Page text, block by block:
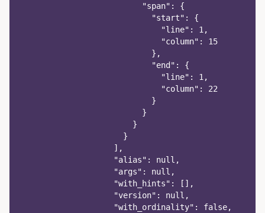
                          "span": {
                            "start": {
                              "line": 1,
                              "column": 15
                            },
                            "end": {
                              "line": 1,
                              "column": 22
                            }
                          }
                        }
                      }
                    ],
                    "alias": null,
                    "args": null,
                    "with_hints": [],
                    "version": null,
                    "with_ordinality": false,